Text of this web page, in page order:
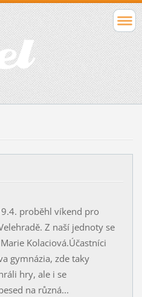
proběhl víkend pro
Z naší jednoty se
Kolaciová.Účastníci
gymnázia, zde taky
hry, ale i se
na různá...